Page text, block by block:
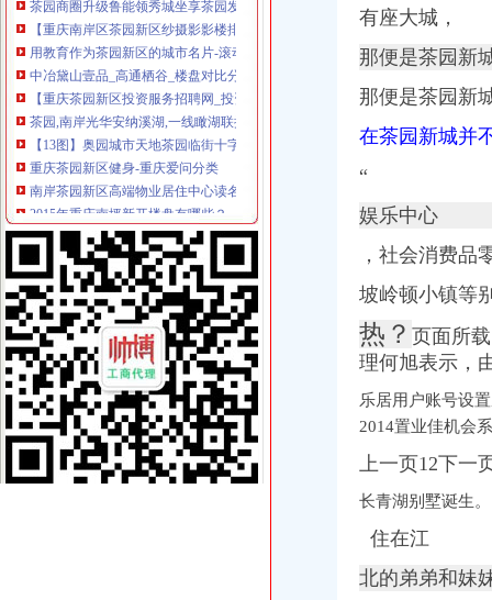
用教育作为茶园新区的城市名片-滚动新闻-21CN.COM
中冶黛山壹品_高通栖谷_楼盘对比分析-重庆乐居
【重庆茶园新区投资服务招聘网_投资服务招聘信息】-重庆智联招聘
茶园,南岸光华安纳溪湖,一线瞰湖联排,双产权车位读名校,重庆南
【13图】奥园城市天地茶园临街十字路口,轻轨商铺,重庆南岸茶园
重庆茶园新区健身-重庆爱问分类
南岸茶园新区高端物业居住中心读名校临轻轨公园旁抢,融创伊
2015年重庆南坪新开楼盘有哪些？
开办石材场手续
重庆市茶园新区柏林春江售房部2017新招聘信息_电话_地址-58企
2014置业佳机会系列报道：南山之南茶园新城-市场-重庆乐居网
【58同城】重庆南岸茶园新区工商注册_公司注册代理_代办注册公司价
【58同城】茶园新区名酒回收|茶园新区高价回收名酒|茶园新区白酒回收
茶园新区快速上门收购名烟名酒虫草等各种名贵礼品_志趣网
融汇国际温泉城28-78平米典户型起价7200元-楼市新闻-重庆乐居网
货车撞上路边公交车南岸区茶园新区车上只有一名女乘客【重庆吧】_
茶园新区该如何高效合理灌溉_花鸟园
同景国际城官方微博的微博_微博
【茶园新区,融创欧麓花园城,公园豪宅,轻轨环绕,享名】-南岸南
高通栖谷_融汇·温泉城_楼盘对比分析-重庆乐居
礼嘉“立地翻身“成区域新核-重庆楼盘网
2015年10月重庆住宅销售名江南新城鲁能领秀城,重庆南岸茶园新区
大树底下好乘凉！盘点重庆27个高绿化率楼盘-重庆新房网-房天下大树
有座大城，
那便是茶园新
那便是茶园新
在茶园新城并
“
娱乐中心
，社会消费品
坡岭顿小镇等
热？ 页面所
理何旭表示，
乐居用户账号设
2014置业佳机会
上一页12下一
长青湖别墅诞生。
住在江
北的弟弟和妹